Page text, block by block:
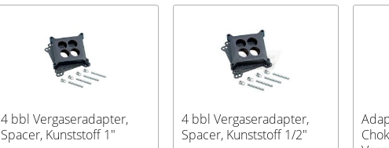
4 bbl Vergaseradapter,
Spacer, Kunststoff 1"
4 bbl Vergaseradapter,
Spacer, Kunststoff 1/2"